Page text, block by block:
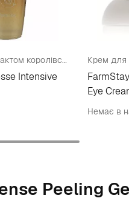
Тонер для обличчя з екстрактом королівського равлика
Intensive
Крем для
Eye
Немає в
Peeling